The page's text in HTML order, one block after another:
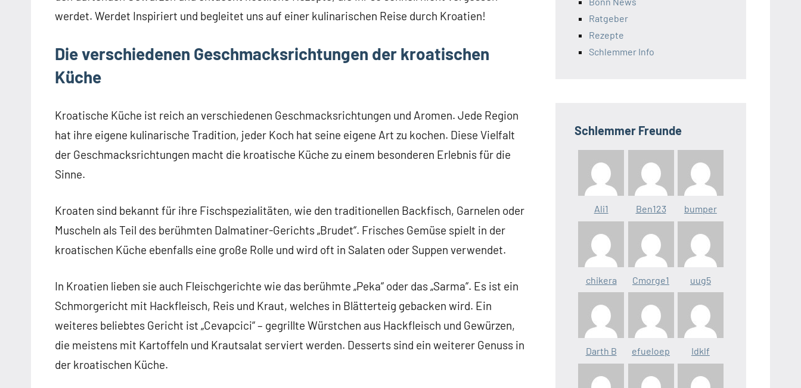
werdet. Werdet Inspiriert und begleitet uns auf einer kulinarischen Reise durch Kroatien!
Die verschiedenen Geschmacksrichtungen der kroatischen
Küche
Kroatische Küche ist reich an verschiedenen Geschmacksrichtungen und Aromen. Jede Region
hat ihre eigene kulinarische Tradition, jeder Koch hat seine eigene Art zu kochen. Diese Vielfalt
der Geschmacksrichtungen macht die kroatische Küche zu einem besonderen Erlebnis für die
Sinne.
Kroaten sind bekannt für ihre Fischspezialitäten, wie den traditionellen Backfisch, Garnelen oder
Muscheln als Teil des berühmten Dalmatiner-Gerichts „Brudet“. Frisches Gemüse spielt in der
kroatischen Küche ebenfalls eine große Rolle und wird oft in Salaten oder Suppen verwendet.
In Kroatien lieben sie auch Fleischgerichte wie das berühmte „Peka“ oder das „Sarma“. Es ist ein
Schmorgericht mit Hackfleisch, Reis und Kraut, welches in Blätterteig gebacken wird. Ein
weiteres beliebtes Gericht ist „Cevapcici“ – gegrillte Würstchen aus Hackfleisch und Gewürzen,
die meistens mit Kartoffeln und Krautsalat serviert werden. Desserts sind ein weiterer Genuss in
der kroatischen Küche.
Ratgeber
Rezepte
Schlemmer Info
Schlemmer Freunde
Ali1 Ben123 bumper
chikera Cmorge1 uug5
Darth B efueloep Idklf